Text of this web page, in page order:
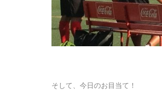
そして、今日のお目当て！